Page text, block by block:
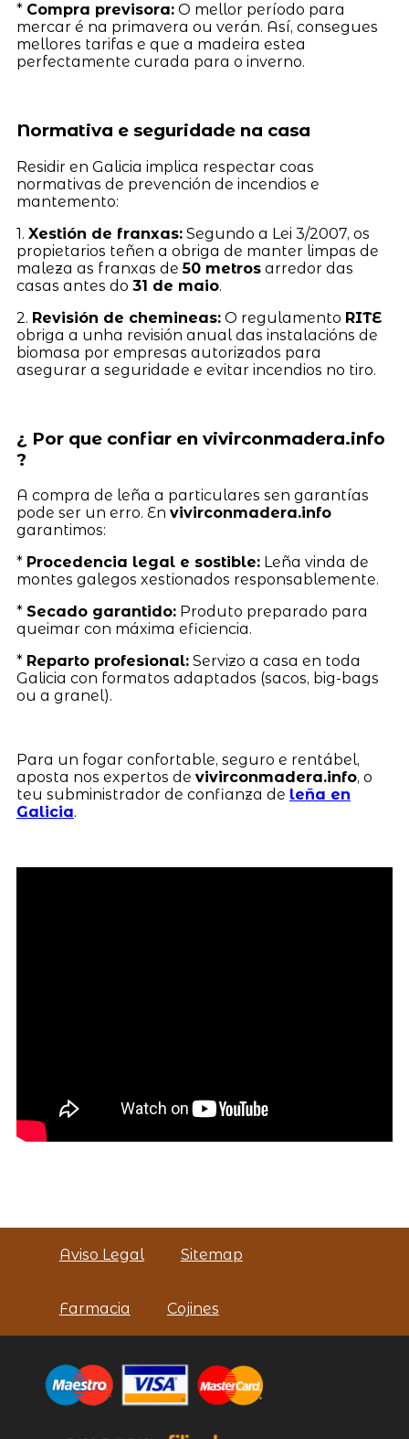
* Compra previsora:O mellor período para
mercar é na primavera ou verán. Así, consegues
mellores tarifas e que a madeira estea
perfectamente curada para o inverno.
Normativa e seguridade na casa
Residir en Galicia implica respectar coas
normativas de prevención de incendios e
mantemento:
1. Xestión de franxas:Segundo a Lei 3/2007, os
propietarios teñen a obriga de manter limpas de
maleza as franxas de50 metrosarredor das
casas antes do 31 de maio.
2. Revisión de chemineas:O regulamento RITE
obriga a unha revisión anual das instalacións de
biomasa por empresas autorizados para
asegurar a seguridade e evitar incendios no tiro.
¿ Por que confiar en vivirconmadera.info
?
A compra de leña a particulares sen garantías
pode ser un erro. En vivirconmadera.info
garantimos:
* Procedencia legal e sostible:Leña vinda de
montes galegos xestionados responsablemente.
* Secado garantido:Produto preparado para
queimar con máxima eficiencia.
* Reparto profesional:Servizo a casa en toda
Galicia con formatos adaptados (sacos, big-bags
ou a granel).
Para un fogar confortable, seguro e rentábel,
aposta nos expertos de vivirconmadera.info, o
teu subministrador de confianza de leña en
Galicia.
Aviso Legal Sitemap
Farmacia Cojines